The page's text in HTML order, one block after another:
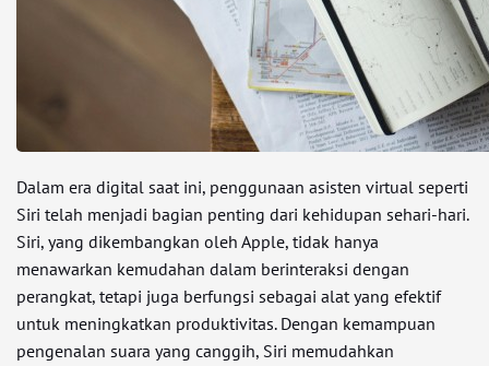
Dalam era digital saat ini, penggunaan asisten virtual seperti
Siri telah menjadi bagian penting dari kehidupan sehari-hari.
Siri, yang dikembangkan oleh Apple, tidak hanya
menawarkan kemudahan dalam berinteraksi dengan
perangkat, tetapi juga berfungsi sebagai alat yang efektif
untuk meningkatkan produktivitas. Dengan kemampuan
pengenalan suara yang canggih, Siri memudahkan